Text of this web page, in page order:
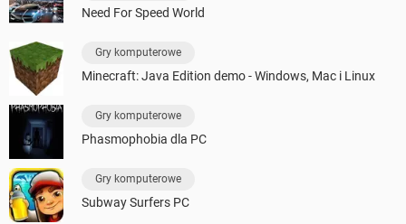
Need For Speed World
Gry komputerowe
Minecraft: Java Edition demo - Windows, Mac i Linux
Gry komputerowe
Phasmophobia dla PC
Gry komputerowe
Subway Surfers PC